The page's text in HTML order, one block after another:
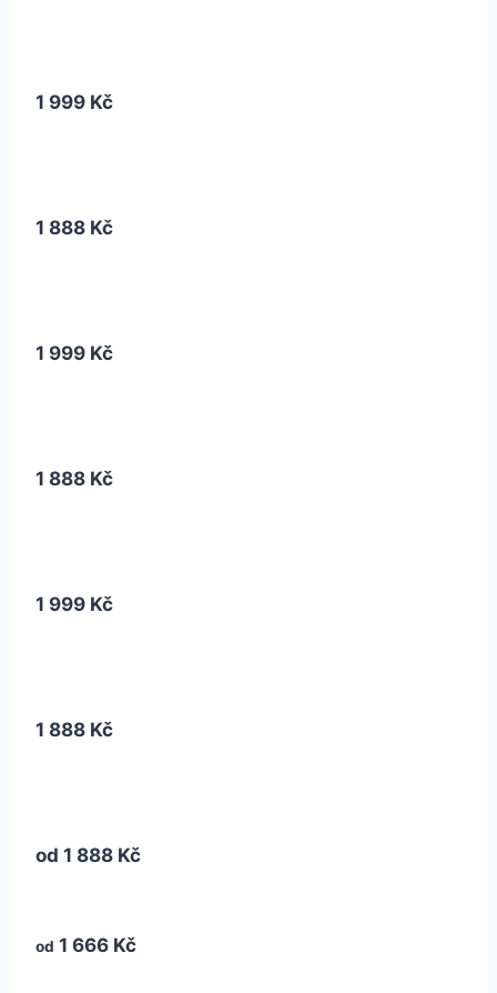
1 999 Kč
1 888 Kč
1 999 Kč
1 888 Kč
1 999 Kč
1 888 Kč
od 1 888 Kč
od 1 666 Kč